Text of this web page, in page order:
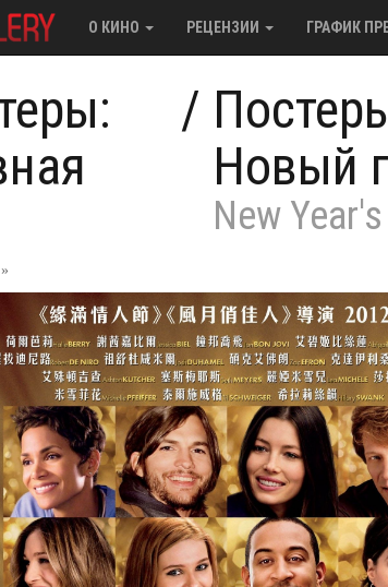
О КИНО РЕЦЕНЗИИ ГРАФИК
/
Новый
New